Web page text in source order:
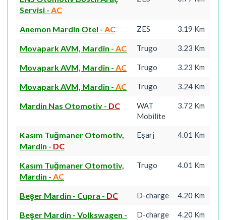
Servisi - AC
Anemon Mardin Otel - AC ZES 3.19 Km
Movapark AVM, Mardin - AC Trugo 3.23 Km
Movapark AVM, Mardin - AC Trugo 3.23 Km
Movapark AVM, Mardin - AC Trugo 3.24 Km
Mardin Nas Otomotiv - DC
WAT
Mobilite
3.72 Km
Kasım Tuğmaner Otomotiv,
Mardin - DC
Eşarj 4.01 Km
Kasım Tuğmaner Otomotiv,
Mardin - AC
Trugo 4.01 Km
Beşer Mardin - Cupra - DC D-charge 4.20 Km
Beşer Mardin - Volkswagen -
D-charge 4.20 Km